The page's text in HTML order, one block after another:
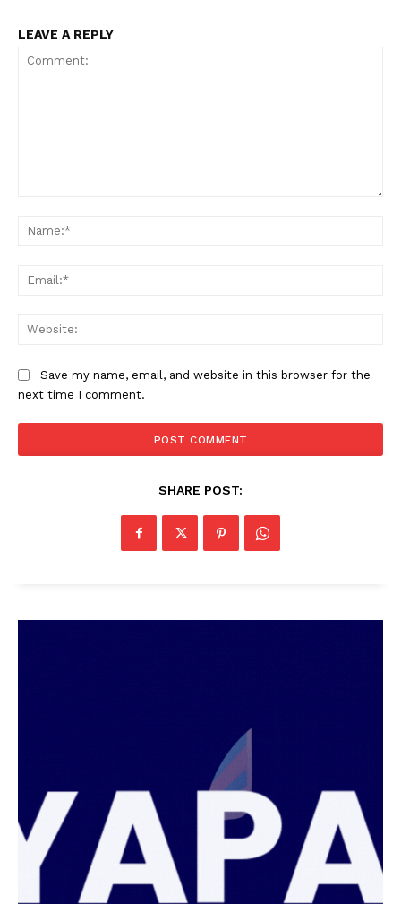
LEAVE A REPLY
Save my name, email, and website in this browser for the
next time I comment.
SHARE POST: